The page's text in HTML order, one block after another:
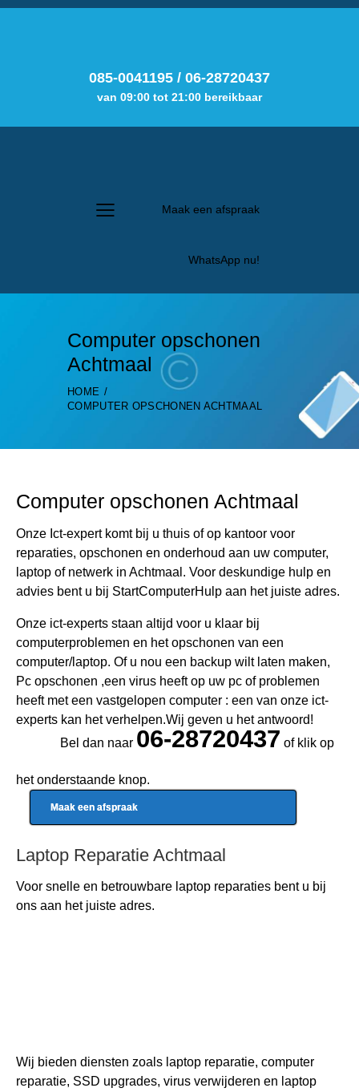
085-0041195 / 06-28720437
van 09:00 tot 21:00 bereikbaar
Maak een afspraak
WhatsApp nu!
Computer opschonen
Achtmaal
HOME
COMPUTER OPSCHONEN ACHTMAAL
Computer opschonen Achtmaal
Onze Ict-expert komt bij u thuis of op kantoor voor
reparaties, opschonen en onderhoud aan uw computer,
laptop of netwerk in Achtmaal. Voor deskundige hulp en
advies bent u bij StartComputerHulp aan het juiste adres.
Onze ict-experts staan altijd voor u klaar bij
computerproblemen en het opschonen van een
computer/laptop. Of u nou een backup wilt laten maken,
Pc opschonen ,een virus heeft op uw pc of problemen
heeft met een vastgelopen computer : een van onze ict-
experts kan het verhelpen.Wij geven u het antwoord!
Bel dan naar 06-28720437 of klik op
het onderstaande knop.
Maak een afspraak
Laptop Reparatie Achtmaal
Voor snelle en betrouwbare laptop reparaties bent u bij
ons aan het juiste adres.
Wij bieden diensten zoals laptop reparatie, computer
reparatie, SSD upgrades, virus verwijderen en laptop